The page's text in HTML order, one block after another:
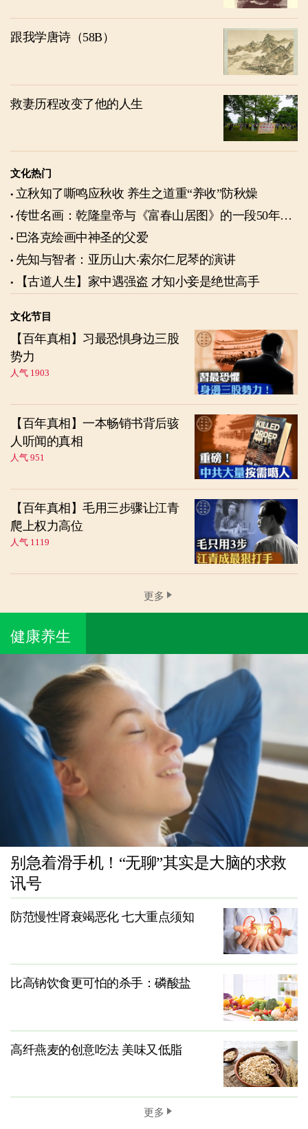
跟我学唐诗（58B）
救妻历程改变了他的人生
文化热门
立秋知了嘶鸣应秋收 养生之道重“养收”防秋燥
传世名画：乾隆皇帝与《富春山居图》的一段50年奇
缘巴洛克绘画中神圣的父爱
先知与智者：亚历山大‧索尔仁尼琴的演讲
【古道人生】家中遇强盗 才知小妾是绝世高手
文化节目
【百年真相】习最恐惧身边三股
势力
人气 1903
【百年真相】一本畅销书背后骇
人听闻的真相
人气 951
【百年真相】毛用三步骤让江青
爬上权力高位
人气 1119
更多
健康养生
别急着滑手机！“无聊”其实是大脑的求救
讯号
防范慢性肾衰竭恶化 七大重点须知
比高钠饮食更可怕的杀手：磷酸盐
高纤燕麦的创意吃法 美味又低脂
更多